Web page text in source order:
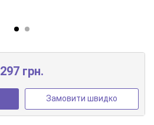
297 грн.
Замовити швидко